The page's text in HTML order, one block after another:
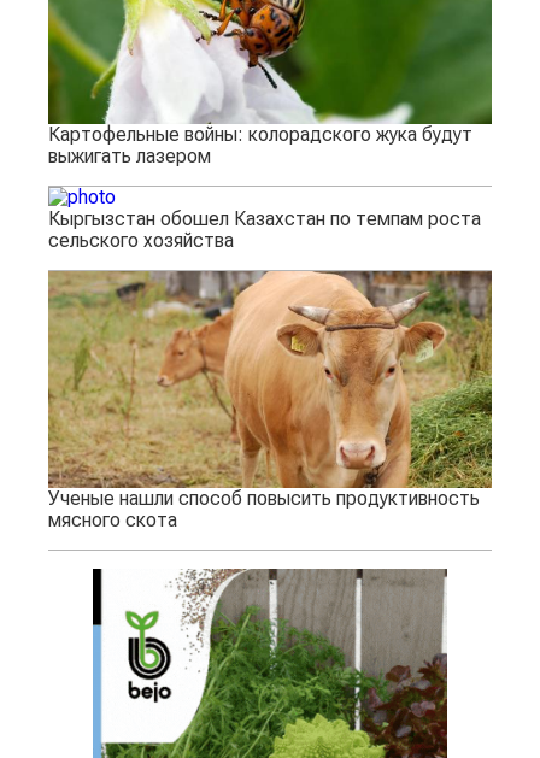
Картофельные войны: колорадского жука будут
выжигать лазером
Кыргызстан обошел Казахстан по темпам роста
сельского хозяйства
Ученые нашли способ повысить продуктивность
мясного скота